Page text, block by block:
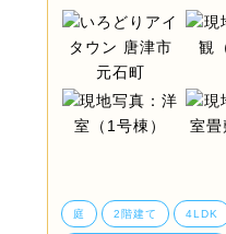
庭 2階建て 4LDK